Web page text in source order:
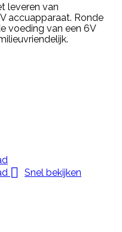
leveren van
accuapparaat. Ronde
voeding van een 6V

Snel bekijken